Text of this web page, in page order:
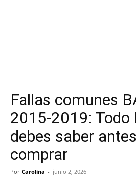
Fallas comunes
2015-2019: Todo
debes saber
comprar
Por Carolina - junio 2, 2026